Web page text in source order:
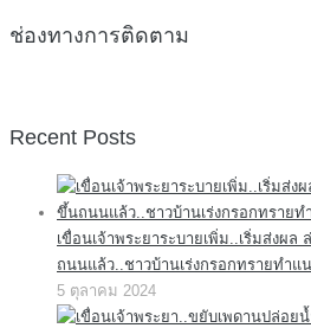
ช่องทางการติดตาม
Recent Posts
เขื่อนเจ้าพระยาระบายเพิ่ม..เริ่มส่งผ
ถนนแล้ว..ชาวบ้านเร่งกรอกทรายทำแ
5 ตุลาคม 2024